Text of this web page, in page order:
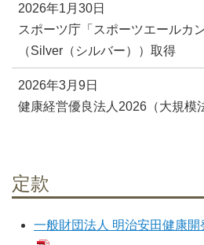
2026年1月30日
スポーツ庁「スポーツエールカ
（Silver（シルバー））取得
2026年3月9日
健康経営優良法人2026（大規模
定款
一般財団法人 明治安田健康開